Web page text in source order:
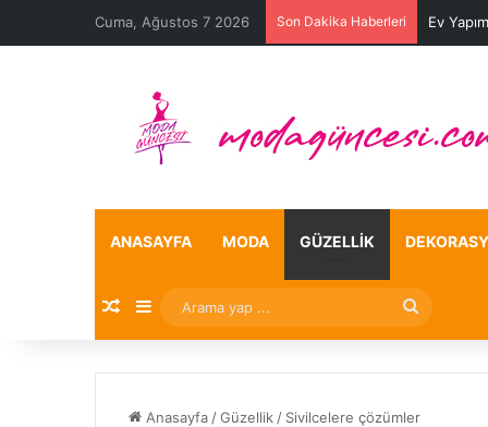
Cuma, Ağustos 7 2026 Son Dakika Haberleri Ev
ANASAYFA MODA GÜZELLIK
Rastgele Makale
Kenar Bölmesi
Arama
yap
Anasayfa /Güzellik / Sivilcelere çözümler